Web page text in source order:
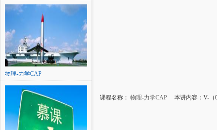
物理-力学CAP
课程名称： 物理-力学CAP 本讲内容：V-（